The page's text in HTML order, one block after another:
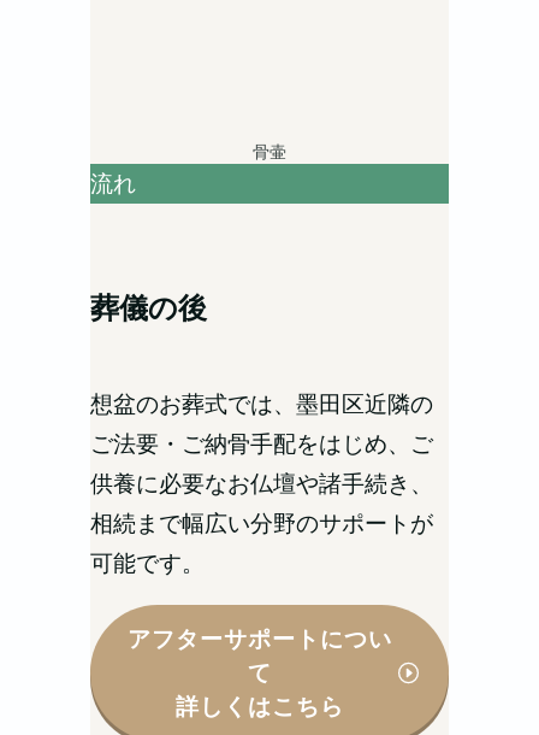
骨壷
流れ
葬儀の後
想盆のお葬式では、墨田区近隣の
ご法要・ご納骨手配をはじめ、ご
供養に必要なお仏壇や諸手続き、
相続まで幅広い分野のサポートが
可能です。
アフターサポートについ
て
詳しくはこちら